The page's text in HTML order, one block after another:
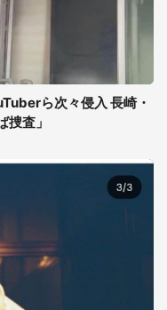
ら次々侵入 長崎・
査」